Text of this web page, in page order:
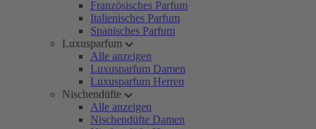
Französisches Parfum
Italienisches Parfum
Spanisches Parfum
Luxusparfum
Alle anzeigen
Luxusparfum Damen
Luxusparfum Herren
Nischendüfte
Alle anzeigen
Nischendüfte Damen